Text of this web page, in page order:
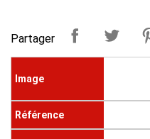
Partager